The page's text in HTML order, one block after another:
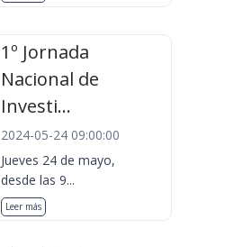
1º Jornada
Nacional de
Investi...
2024-05-24 09:00:00
Jueves 24 de mayo,
desde las 9...
Leer más